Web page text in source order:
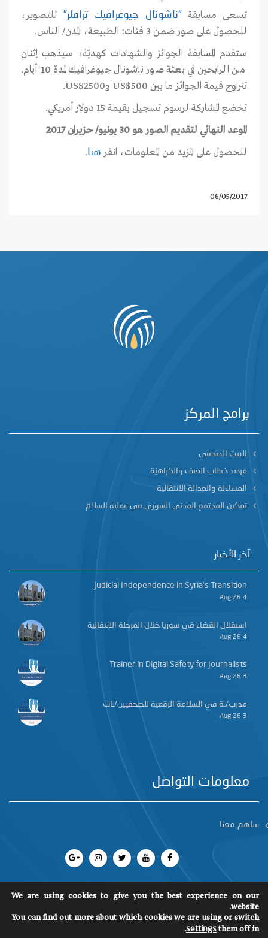
تسعى مسابقة“ناشونال جيوغرافيك ترافلر”للتصوير،
للحصول على صور ضمن 3 فئات: الطبيعة، المدن/ الناس.
ستقدم المسابقة الجوائز والشهادات كهديّة، سيذهب إثنان
من الرابحين في بعثة صور ناشونال جيوغرافيك لمدة 10 أيام.
تتراوح قيمة الجوائز ما بين US$500 وUS$2500.
تخضع المشاركة لرسوم تسجيل بقيمة 15 دولار أمريكي.
الموعد النهائي لتقديم الصور هو 30 يونيو/ حزيران 2017
للحصول على المزيد من المعلومات، انقر هنا.
06/05/2017
برامج المركز
البيت الصحفي
مرصد خطاب العنف والكراهيّة
المساءلة والعدالة الانتقالية
تمكين المجتمع المدني السوري في عملية السلام
آخر الأخبار
Judicial Independence in Syria’s Transition
4 Aug 26
استقلال القضاء في سوريا خلال المرحلة الانتقالية
4 Aug 26
Trainer in Digital Safety for Journalists
3 Aug 26
مدرب/ـة في السلامة الرقمية للصحفيين/ـات
3 Aug 26
معلومات التواصل
ساهم معنا
جميع الحقوق محفوظة 2018 SCM
©
We are using cookies to give you the best experience on our
website.
You can find out more about which cookies we are using or switch
them off in
settings
.